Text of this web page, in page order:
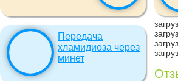
Передача
хламидиоза через
минет